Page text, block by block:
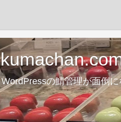
WordPressの鯖管理が面倒